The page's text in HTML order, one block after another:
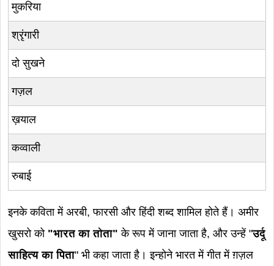
मुकरिया
श्रृंगारी
दो सुखने
गज़ल
ख़याल
कव्वाली
रुबाई
इनके कविता में अरबी, फारसी और हिंदी शब्द शामिल होते हैं। अमीर
खुसरो को "भारत का तोता" के रूप में जाना जाता है, और उन्हें "उर्दू
साहित्य का पिता" भी कहा जाता है। इन्होने भारत में गीत में ग़ज़ल